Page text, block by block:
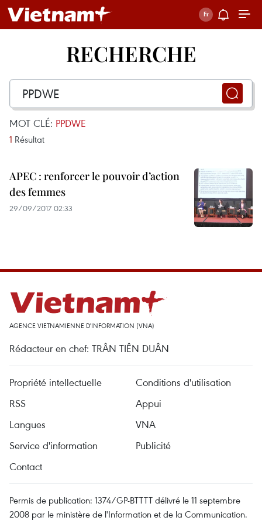
RECHERCHE
MOT CLÉ: PPDWE
1 Résultat
APEC : renforcer le pouvoir d’action
des femmes
29/09/2017 02:33
AGENCE VIETNAMIENNE D'INFORMATION (VNA)
Rédacteur en chef: TRÂN TIÊN DUÂN
Propriété intellectuelle
Conditions d'utilisation
RSS
Appui
Langues
VNA
Service d'information
Publicité
Contact
Permis de publication: 1374/GP-BTTTT délivré le 11 septembre
2008 par le ministère de l'Information et de la Communication.